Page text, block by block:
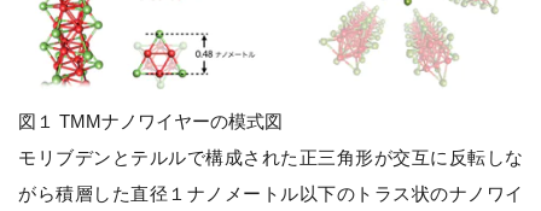
図１ TMMナノワイヤーの模式図
モリブデンとテルルで構成された正三角形が交互に反転しな
がら積層した直径１ナノメートル以下のトラス状のナノワイ